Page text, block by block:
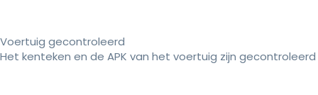
Voertuig gecontroleerd
Het kenteken en de APK van het voertuig zijn gecontroleerd